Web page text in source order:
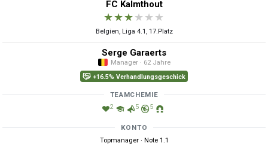
FC Kalmthout
★★★★ ★ ★
Belgien, Liga 4.1, 17.Platz
Serge Garaerts
Manager · 62 Jahre
+16.5% Verhandlungsgeschick
TEAMCHEMIE
2 5 5
KONTO
Topmanager · Note 1.1